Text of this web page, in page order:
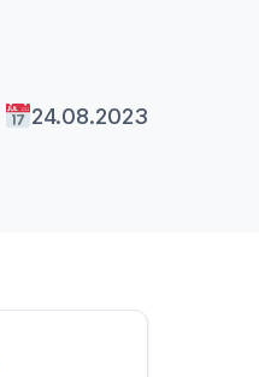
24.08.2023